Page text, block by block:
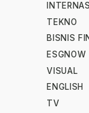
TEKNO
BISNIS
ESGNOW
VISUAL
ENGLISH
TV